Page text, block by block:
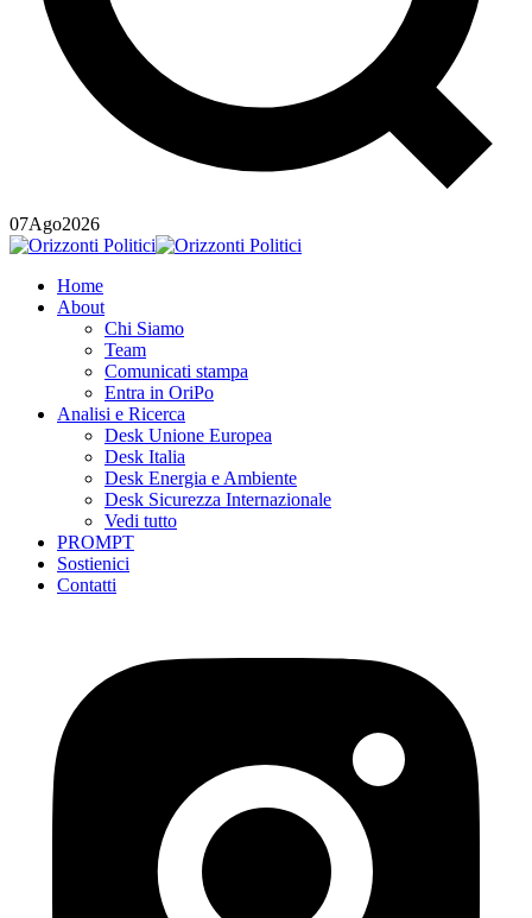
07Ago2026
Home
About
Chi Siamo
Team
Comunicati stampa
Entra in OriPo
Analisi e Ricerca
Desk Unione Europea
Desk Italia
Desk Energia e Ambiente
Desk Sicurezza Internazionale
Vedi tutto
PROMPT
Sostienici
Contatti